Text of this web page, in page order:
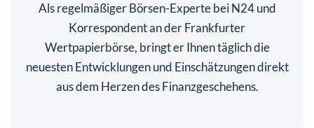
Als regelmäßiger Börsen-Experte bei N24 und
Korrespondent an der Frankfurter
Wertpapierbörse, bringt er Ihnen täglich die
neuesten Entwicklungen und Einschätzungen direkt
aus dem Herzen des Finanzgeschehens.